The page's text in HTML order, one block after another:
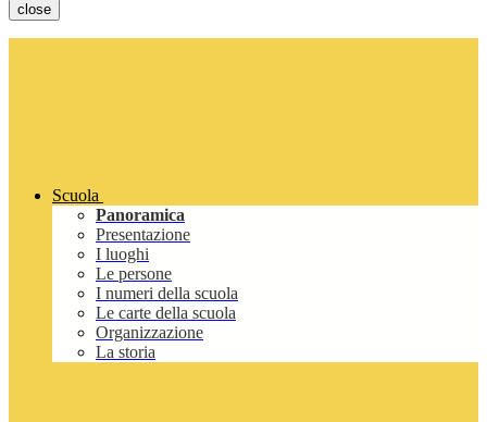
close
Scuola
Panoramica
Presentazione
I luoghi
Le persone
I numeri della scuola
Le carte della scuola
Organizzazione
La storia